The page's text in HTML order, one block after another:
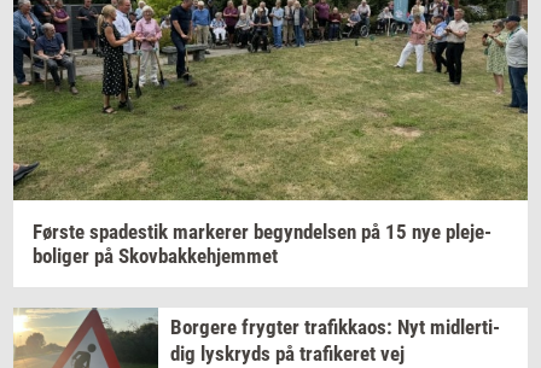
Før­ste spa­destik mar­ke­rer be­gyn­del­sen på 15 nye ple­je­
bo­li­ger på Sko­v­bak­ke­hjem­met
Bor­ge­re fryg­ter tra­fik­ka­os: Nyt mid­ler­ti­
dig lys­kryds på tra­fi­ke­ret vej